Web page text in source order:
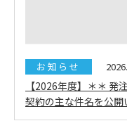
お知らせ
【2026年度】＊＊
契約の主な件名を公開